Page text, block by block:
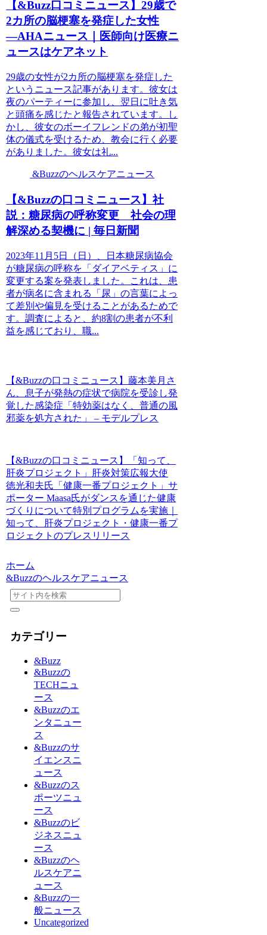
【&Buzz口コミニュース】29歳で
2カ所の脳梗塞を発症した女性
―AHAニュース｜医師向け医療ニ
ュースはケアネット
29歳の女性が2カ所の脳梗塞を発症した
というニュース記事があります。彼女は
夜のパーティーに参加し、翌日に吐き気
と頭痛を感じたと報告されています。し
かし、彼女のボーイフレンドの弟が初聖
体の儀式を受けるため、教会に行く必要
がありました。彼女は礼...
&Buzzのヘルスケアニュース
【&Buzzの口コミニュース】社
説：糖尿病の呼称変更 社会の理
解深める契機に | 毎日新聞
2023年11月5日（日）、日本糖尿病協会
が糖尿病の呼称を「ダイアベティス」に
変更する案を発表しました。これは、患
者が病名に含まれる「尿」の言葉によっ
て差別や偏見を受けることがあるためで
す。調査によると、約8割の患者が不利
益を感じており、職...
【&Buzzの口コミニュース】藤本美月さ
ん、息子が発熱の症状で病院を受診し発
覚した感染症「特効薬はなく、普通の風
邪薬を処方された」 – モデルプレス
【&Buzzの口コミニュース】「知って、
肝炎プロジェクト」肝炎対策広報大使
徳光和夫氏「健康一番プロジェクト」サ
ポーター Maasa氏がダンスを通じた健康
づくりについて特別プログラムを実施｜
知って、肝炎プロジェクト・健康一番プ
ロジェクトのプレスリリース
ホーム
&Buzzのヘルスケアニュース
カテゴリー
&Buzz
&Buzzの
TECHニュ
ース
&Buzzのエ
ンタニュー
ス
&Buzzのサ
イエンスニ
ュース
&Buzzのス
ポーツニュ
ース
&Buzzのビ
ジネスニュ
ース
&Buzzのヘ
ルスケアニ
ュース
&Buzzの一
般ニュース
Uncategorized